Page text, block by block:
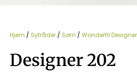
Hjem / Sytråder / Søm / Wonderfil
Designer 202